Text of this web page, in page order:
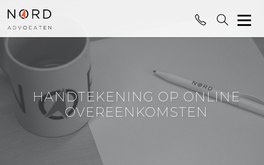
HANDTEKENING OP ONLINE
OVEREENKOMSTEN